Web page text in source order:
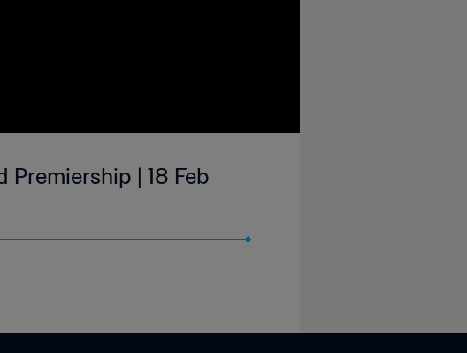
Premiership | 18 Feb